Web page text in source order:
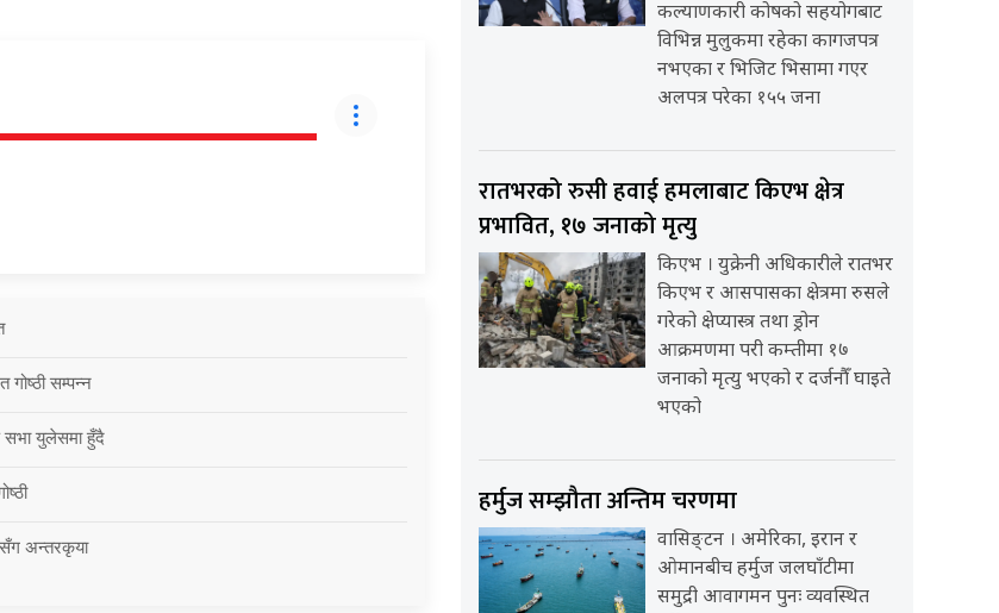
गोष्ठी सम्पन्न
सभा युलेसमा हुँदै
अन्तरकृया
कल्याणकारी कोषको सहयोगबाट
विभिन्न मुलुकमा रहेका कागजपत्र
नभएका र भिजिट भिसामा गएर
अलपत्र परेका १५५ जना
रातभरको रुसी हवाई हमलाबाट किएभ क्षेत्र
प्रभावित, १७ जनाको मृत्यु
किएभ । युक्रेनी अधिकारीले रातभर
किएभ र आसपासका क्षेत्रमा रुसले
गरेको क्षेप्यास्त्र तथा ड्रोन
आक्रमणमा परी कम्तीमा १७
जनाको मृत्यु भएको र दर्जनौँ घाइते
भएको
हर्मुज सम्झौता अन्तिम चरणमा
वासिङ्टन । अमेरिका, इरान र
ओमानबीच हर्मुज जलघाँटीमा
समुद्री आवागमन पुनः व्यवस्थित